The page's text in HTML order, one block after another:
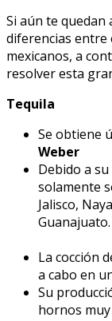
Si aún te quedan
diferencias entre
mexicanos, a
resolver esta
Tequila
Se obtiene
Weber
Debido a
solamente
Jalisco,
Guanajuato.
La cocción
a cabo en
Su
hornos